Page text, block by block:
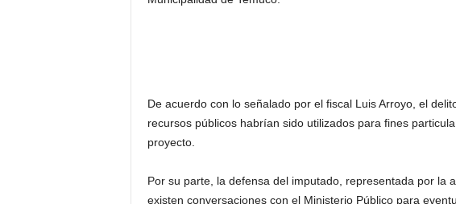
De acuerdo con lo señalado por el fiscal Luis Arroyo, el
recursos públicos habrían sido utilizados para fines
proyecto.
Por su parte, la defensa del imputado, representada por la
existen conversaciones con el Ministerio Público para